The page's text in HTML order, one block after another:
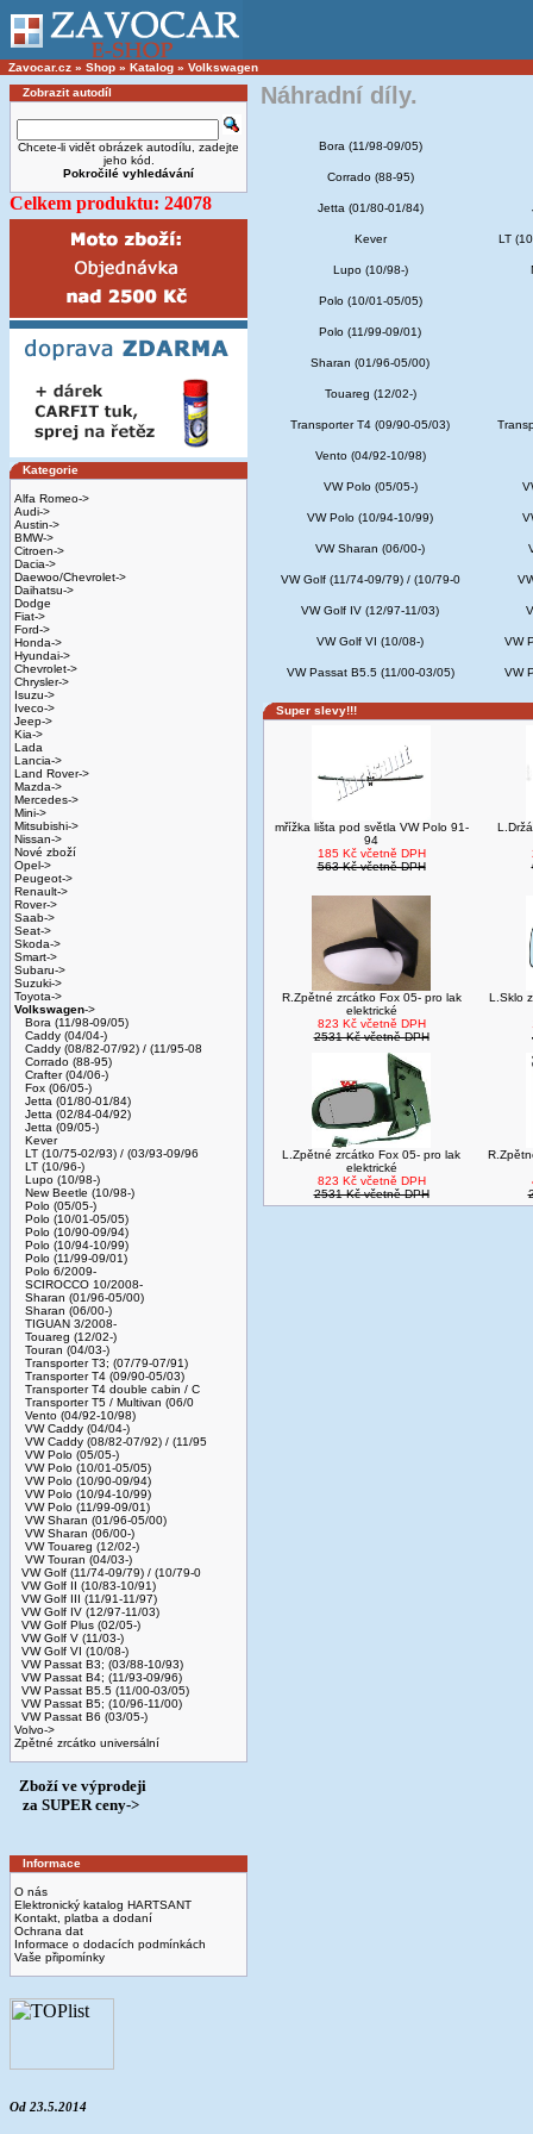
Zavocar.cz » Shop » Katalog » Volkswagen
Zobrazit autodíl
Chcete-li vidět obrázek autodílu, zadejte
jeho kód.
Pokročilé vyhledávání
Celkem produktu: 24078
Kategorie
Alfa Romeo->
Audi->
Austin->
BMW->
Citroen->
Dacia->
Daewoo/Chevrolet->
Daihatsu->
Dodge
Fiat->
Ford->
Honda->
Hyundai->
Chevrolet->
Chrysler->
Isuzu->
Iveco->
Jeep->
Kia->
Lada
Lancia->
Land Rover->
Mazda->
Mercedes->
Mini->
Mitsubishi->
Nissan->
Nové zboží
Opel->
Peugeot->
Renault->
Rover->
Saab->
Seat->
Skoda->
Smart->
Subaru->
Suzuki->
Toyota->
Volkswagen->
Bora (11/98-09/05)
Caddy (04/04-)
Caddy (08/82-07/92) / (11/95-08
Corrado (88-95)
Crafter (04/06-)
Fox (06/05-)
Jetta (01/80-01/84)
Jetta (02/84-04/92)
Jetta (09/05-)
Kever
LT (10/75-02/93) / (03/93-09/96
LT (10/96-)
Lupo (10/98-)
New Beetle (10/98-)
Polo (05/05-)
Polo (10/01-05/05)
Polo (10/90-09/94)
Polo (10/94-10/99)
Polo (11/99-09/01)
Polo 6/2009-
SCIROCCO 10/2008-
Sharan (01/96-05/00)
Sharan (06/00-)
TIGUAN 3/2008-
Touareg (12/02-)
Touran (04/03-)
Transporter T3; (07/79-07/91)
Transporter T4 (09/90-05/03)
Transporter T4 double cabin / C
Transporter T5 / Multivan (06/0
Vento (04/92-10/98)
VW Caddy (04/04-)
VW Caddy (08/82-07/92) / (11/95
VW Polo (05/05-)
VW Polo (10/01-05/05)
VW Polo (10/90-09/94)
VW Polo (10/94-10/99)
VW Polo (11/99-09/01)
VW Sharan (01/96-05/00)
VW Sharan (06/00-)
VW Touareg (12/02-)
VW Touran (04/03-)
VW Golf (11/74-09/79) / (10/79-0
VW Golf II (10/83-10/91)
VW Golf III (11/91-11/97)
VW Golf IV (12/97-11/03)
VW Golf Plus (02/05-)
VW Golf V (11/03-)
VW Golf VI (10/08-)
VW Passat B3; (03/88-10/93)
VW Passat B4; (11/93-09/96)
VW Passat B5.5 (11/00-03/05)
VW Passat B5; (10/96-11/00)
VW Passat B6 (03/05-)
Volvo->
Zpětné zrcátko universální
Zboží ve výprodeji
­ za SUPER ceny->
Informace
O nás
Elektronický katalog HARTSANT
Kontakt, platba a dodaní
Ochrana dat
Informace o dodacích podmínkách
Vaše připomínky
Od 23.5.2014
Náhradní díly.
Bora (11/98-09/05)
Corrado (88-95)
Jetta (01/80-01/84)
Kever LT
Lupo (10/98-)
Polo (10/01-05/05)
Polo (11/99-09/01)
Sharan (01/96-05/00)
Touareg (12/02-)
Transporter T4 (09/90-05/03)
Vento (04/92-10/98)
VW Polo (05/05-)
VW Polo (10/94-10/99)
VW Sharan (06/00-)
VW Golf (11/74-09/79) / (10/79-0
VW Golf IV (12/97-11/03)
VW Golf VI (10/08-) VW
VW Passat B5.5 (11/00-03/05) VW
Super slevy!!!
mřížka lišta pod světla VW Polo 91-
94
185 Kč včetně DPH
563 Kč včetně DPH
R.Zpětné zrcátko Fox 05- pro lak
elektrické
823 Kč včetně DPH
2531 Kč včetně DPH
L.Sklo
L.Zpětné zrcátko Fox 05- pro lak
elektrické
823 Kč včetně DPH
2531 Kč včetně DPH